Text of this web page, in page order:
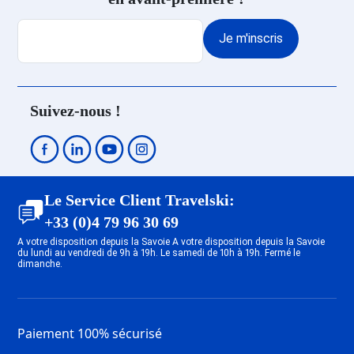
Location Châtel
Location Bourg Saint Maurice
Location Plan Peisey
Location Plagne - Belle Plagne
Location Plagne Bellecôte
Location Plagne Villages
Location Plagne Soleil
Location Plagne Centre
Location Plagne - Montchavin
Je m'inscris
Suivez-nous !
Le Service Client Travelski:
+33 (0)4 79 96 30 69
A votre disposition depuis la Savoie A votre disposition depuis la Savoie
du lundi au vendredi de 9h à 19h. Le samedi de 10h à 19h. Fermé le
dimanche.
Paiement 100% sécurisé